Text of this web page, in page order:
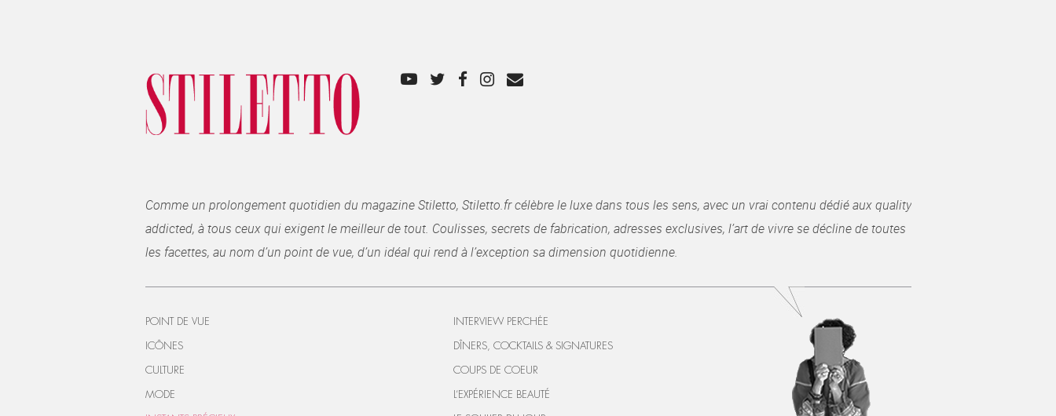
Comme un prolongement quotidien du magazine Stiletto, Stiletto.fr célèbre le luxe dans tous les sens, avec un vrai contenu dédié aux quality
addicted, à tous ceux qui exigent le meilleur de tout. Coulisses, secrets de fabrication, adresses exclusives, l’art de vivre se décline de toutes
les facettes, au nom d’un point de vue, d’un idéal qui rend à l’exception sa dimension quotidienne.
POINT DE VUE
ICÔNES
CULTURE
MODE
INTERVIEW PERCHÉE
DÎNERS, COCKTAILS & SIGNATURES
COUPS DE COEUR
L’EXPÉRIENCE BEAUTÉ